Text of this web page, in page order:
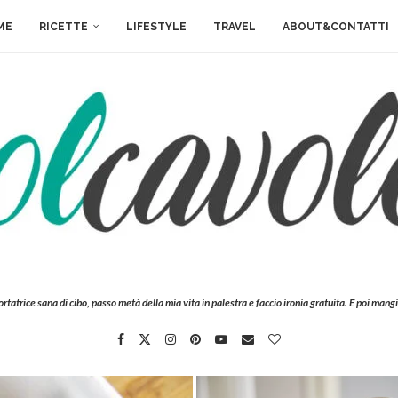
RICETTE LIFESTYLE TRAVEL ABOUT&CONTATTI
sana di cibo, passo metà della mia vita in palestra e faccio ironia gratuita. E poi